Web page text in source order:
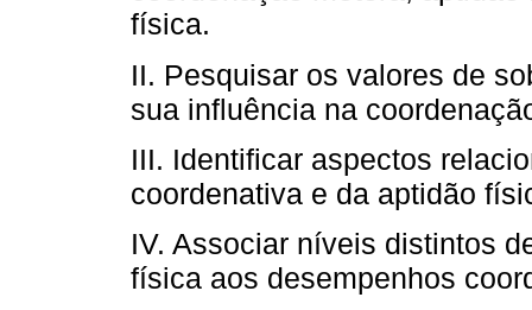
física.
II. Pesquisar os valores de
sua influência na
III. Identificar aspectos
coordenativa e da aptidão
IV. Associar níveis distintos
física aos desempenhos